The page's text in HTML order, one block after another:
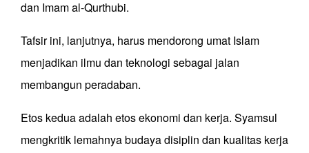
dan Imam al-Qurthubi.
Tafsir ini, lanjutnya, harus mendorong umat Islam
menjadikan ilmu dan teknologi sebagai jalan
membangun peradaban.
Etos kedua adalah etos ekonomi dan kerja. Syamsul
mengkritik lemahnya budaya disiplin dan kualitas kerja